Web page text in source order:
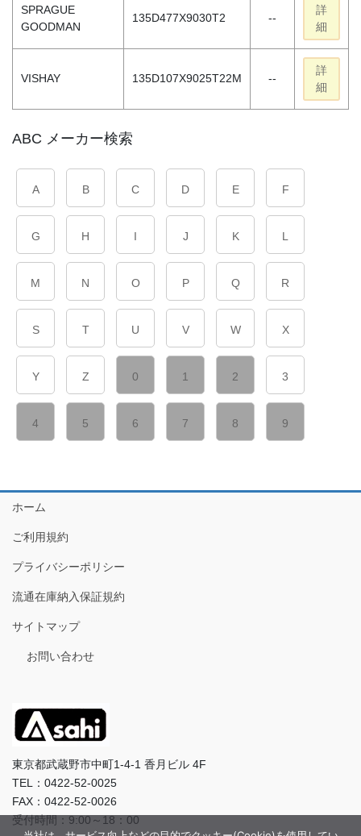
SPRAGUE
GOODMAN
135D477X9030T2 --
詳
細
VISHAY 135D107X9025T22M --
詳
細
ABC メーカー検索
A B C D E F
G H I J K L
M N O P Q R
S T U V W X
Y Z 0 1 2 3
4 5 6 7 8 9
ホーム
ご利用規約
プライバシーポリシー
流通在庫納入保証規約
サイトマップ
お問い合わせ
東京都武蔵野市中町1-4-1 香月ビル 4F
TEL：0422-52-0025
FAX：0422-52-0026
受付時間：9:00～18：00